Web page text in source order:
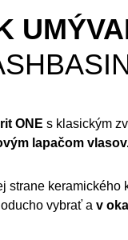
ONE s klasickým
lapačom
strane keramického
vybrať a v